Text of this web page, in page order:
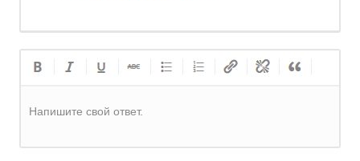
Напишите свой ответ.